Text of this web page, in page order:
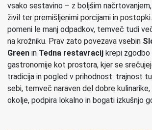
vsako sestavino – z boljšim
živil ter premišljenimi porcijami in
pomeni le manj odpadkov, temveč tudi
na krožniku. Prav zato povezava vsebin
Green in Tedna restavracij krepi
gastronomije kot prostora, kjer se
tradicija in pogled v prihodnost: trajnost
sebi, temveč naraven del dobre
okolje, podpira lokalno in bogati izkušnjo